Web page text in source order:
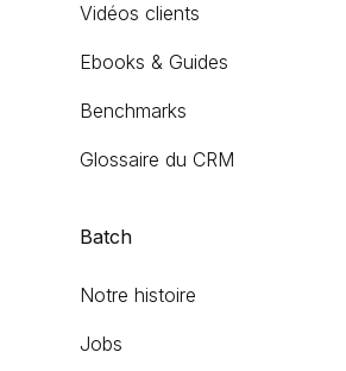
Vidéos clients
Ebooks & Guides
Benchmarks
Glossaire du CRM
Batch
Notre histoire
Jobs